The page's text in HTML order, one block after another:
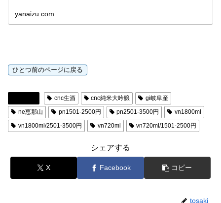
yanaizu.com
cnc生酒 cnc純米大吟醸
gi岐阜産
ne恵那山
pn1501-2500円 pn2501-3500円
vn1800ml
vn1800ml/2501-3500円
vn720ml vn720ml/1501-2500円
シェアする
X Facebook コピー
tosaki